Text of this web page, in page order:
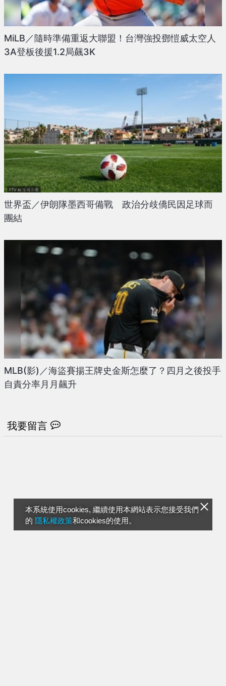
本系統使用cookies, 繼續使用本網站表示您接受我們
的 隱私權政策和cookies的使用。
MiLB／隨時準備重返大聯盟！台灣強投鄧愷威太空人
3A登板後援1.2局飆3K
世界盃／伊朗隊墨西哥備戰 政治分歧僑民因足球而
團結
MLB(影)／海盜賽揚王牌史金斯怎麼了？四月之後投手
自責分率月月飆升
我要留言